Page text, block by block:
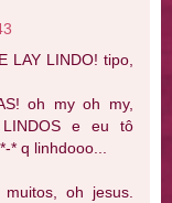
LAY LINDO! tipo,
oh my oh my,
LINDOS e eu tô
q linhdooo...
oh jesus.